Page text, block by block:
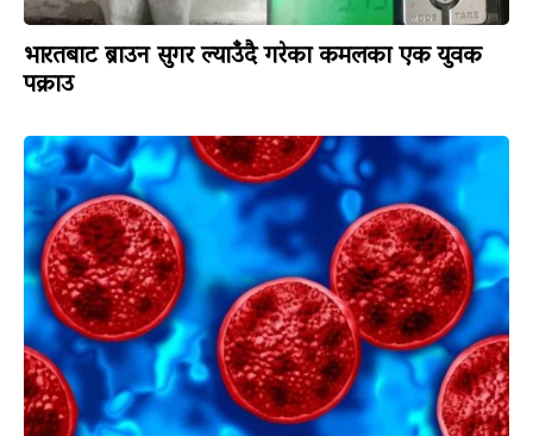
भारतबाट ब्राउन सुगर ल्याउँदै गरेका कमलका एक युवक
पक्राउ